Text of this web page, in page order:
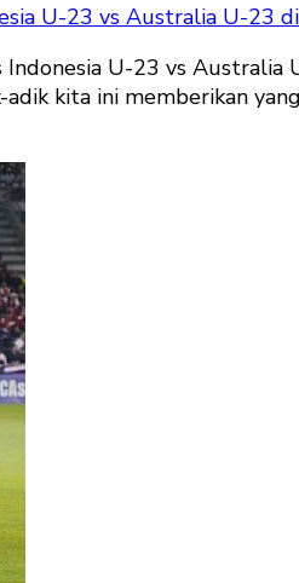
U-23 vs Australia U-23
U-23 vs Australia
kita ini memberikan